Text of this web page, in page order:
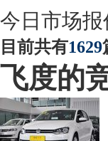
今日市场报
目前共有1629
飞度的